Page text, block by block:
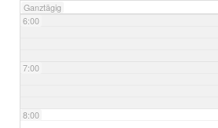
Ganztägig
6:00
7:00
8:00